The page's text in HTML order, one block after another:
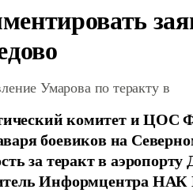
Умарова по теракту в
комитет и ЦОС
боевиков на
за теракт в
Информцентра